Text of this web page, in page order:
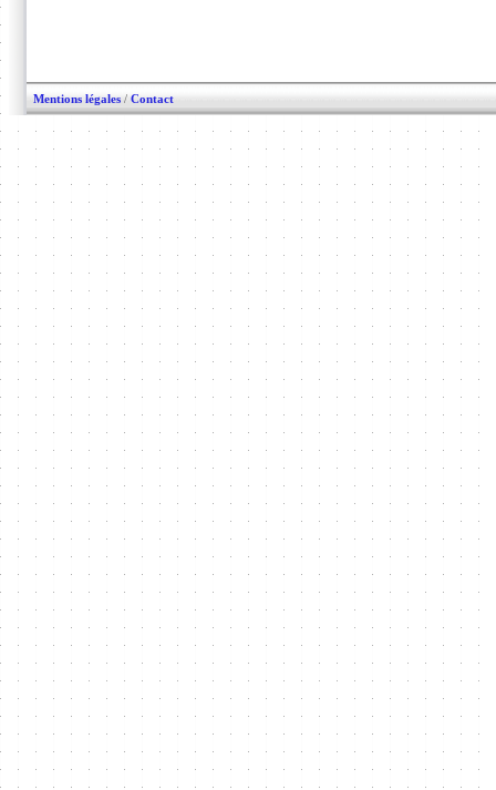
Mentions légales / Contact